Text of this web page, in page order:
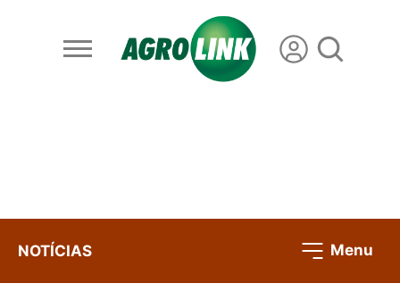
NOTÍCIAS Menu